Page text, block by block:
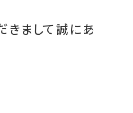
きまして誠にあ